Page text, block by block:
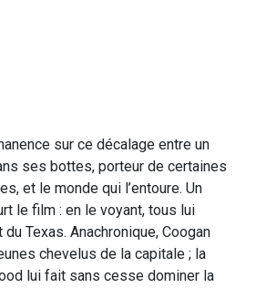
sur ce décalage entre un
ses bottes, porteur de certaines
et le monde qui l’entoure. Un
le film : en le voyant, tous lui
Texas. Anachronique, Coogan
chevelus de la capitale ; la
lui fait sans cesse dominer la